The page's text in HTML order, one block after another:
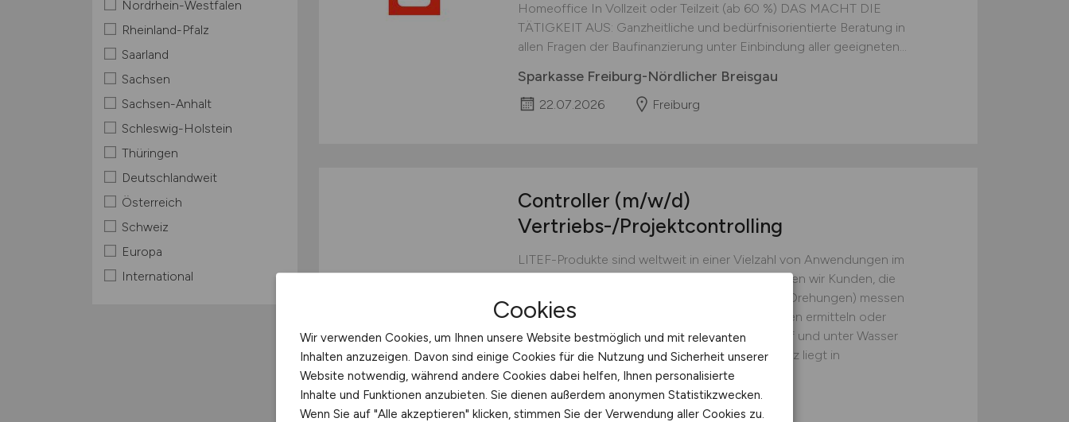
Nordrhein-Westfalen
Rheinland-Pfalz
Saarland
Sachsen
Sachsen-Anhalt
Schleswig-Holstein
Thüringen
Deutschlandweit
Österreich
Schweiz
Europa
International
Homeoffice In Vollzeit oder Teilzeit (ab 60 %) DAS MACHT DIE
TÄTIGKEIT AUS: Ganzheitliche und bedürfnisorientierte Beratung in
allen Fragen der Baufinanzierung unter Einbindung aller geeigneten...
Sparkasse Freiburg-Nördlicher Breisgau
22.07.2026 Freiburg
Controller (m/w/d)
Vertriebs-/Projektcontrolling
LITEF-Produkte sind weltweit in einer Vielzahl von Anwendungen im
Einsatz. Unsere Lösungen und Erfahrungen bieten wir Kunden, die
dynamische Vorgänge (Beschleunigungen und Drehungen) messen
und regeln wollen, Lage und Kurs von Fahrzeugen ermitteln oder
navigieren wollen - auf dem Land, in der Luft, auf und unter Wasser
oder im Weltraum. Unsere besondere Kompetenz liegt in
Anwendungen, die hohe...
Northrop Grumman LITEF GmbH
Cookies
Wir verwenden Cookies, um Ihnen unsere Website bestmöglich und mit relevanten
Inhalten anzuzeigen. Davon sind einige Cookies für die Nutzung und Sicherheit unserer
Website notwendig, während andere Cookies dabei helfen, Ihnen personalisierte
Inhalte und Funktionen anzubieten. Sie dienen außerdem anonymen Statistikzwecken.
Wenn Sie auf "Alle akzeptieren" klicken, stimmen Sie der Verwendung aller Cookies zu.